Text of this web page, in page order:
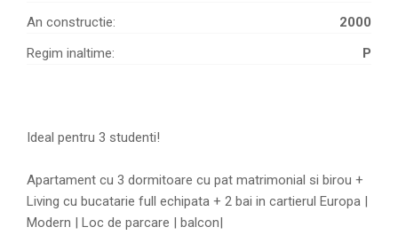
An constructie:
2000
Regim inaltime:
P
Ideal pentru 3 studenti!
Apartament cu 3 dormitoare cu pat matrimonial si birou +
Living cu bucatarie full echipata + 2 bai in cartierul Europa |
Modern | Loc de parcare | balcon|